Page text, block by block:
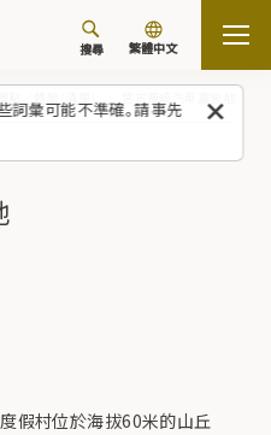
詞彙可能不準確。請事先
搜尋 繁體中文
假村位於海拔60米的山丘